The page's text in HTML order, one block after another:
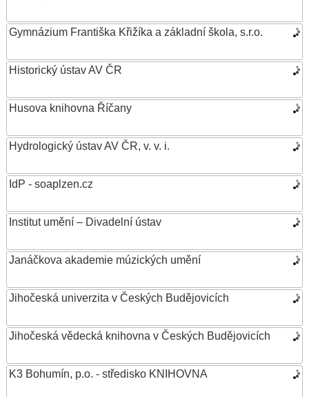
Gymnázium Františka Křižíka a základní škola, s.r.o.
Historický ústav AV ČR
Husova knihovna Říčany
Hydrologický ústav AV ČR, v. v. i.
IdP - soaplzen.cz
Institut umění – Divadelní ústav
Janáčkova akademie múzických umění
Jihočeská univerzita v Českých Budějovicích
Jihočeská vědecká knihovna v Českých Budějovicích
K3 Bohumín, p.o. - středisko KNIHOVNA